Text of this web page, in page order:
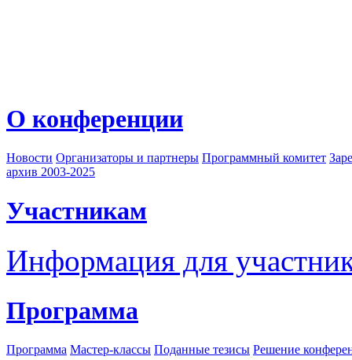
О конференции
Новости Организаторы и партнеры Программный комитет
архив 2003-2025
Участникам
Информация для
Программа
Программа Мастер-классы Поданные тезисы Решение